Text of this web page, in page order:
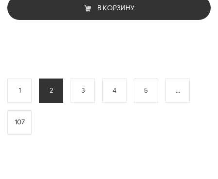
В КОРЗИНУ
1 2 3 4 5 ...
107